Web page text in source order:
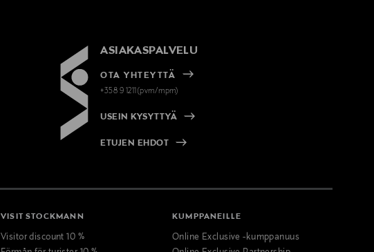
ASIAKASPALVELU
OTA YHTEYTTÄ
+358 9 1211(pvm/mpm)
USEIN KYSYTTYÄ
ETUJEN EHDOT
VISIT STOCKMANN
Visitor discount 10 %
KUMPPANEILLE
Online Exclusive -kumppanuus